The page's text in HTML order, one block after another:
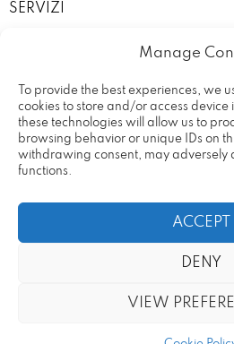
Manage
To provide the best experiences, we
cookies to store and/or access
these technologies will allow us to
browsing behavior or unique IDs on
withdrawing consent, may adversely
functions.
ACCEPT
DENY
VIEW
SERVIZI
I NOSTRI ALLESTIMENTI
CONTATTI
PRIVACY POLICY
TERMINI E CONDIZIONI
20090